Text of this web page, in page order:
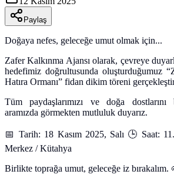
Paylaş
Doğaya nefes, geleceğe umut olmak için...
Zafer Kalkınma Ajansı olarak, çevreye
hedefimiz doğrultusunda oluşturduğumuz
Hatıra Ormanı” fidan dikim töreni
Tüm paydaşlarımızı ve doğa
aramızda görmekten mutluluk duyarız.
📅 Tarih: 18 Kasım 2025, Salı 🕒 Saat:
Merkez / Kütahya
Birlikte toprağa umut, geleceğe iz bırakalım.